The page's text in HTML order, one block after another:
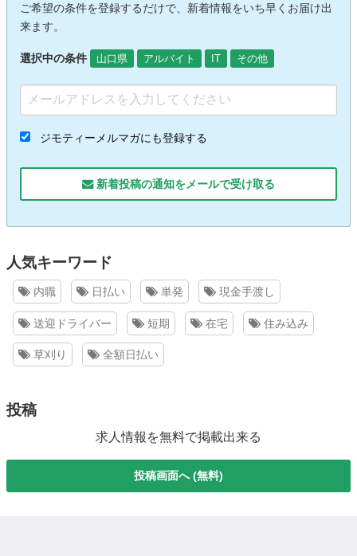
ご希望の条件を登録するだけで、新着情報をいち早くお届け出
来ます。
選択中の条件 山口県 アルバイト IT その他
ジモティーメルマガにも登録する
新着投稿の通知をメールで受け取る
人気キーワード
内職 日払い 単発 現金手渡し
送迎ドライバー 短期 在宅 住み込み
草刈り 全額日払い
投稿
求人情報を無料で掲載出来る
投稿画面へ (無料)